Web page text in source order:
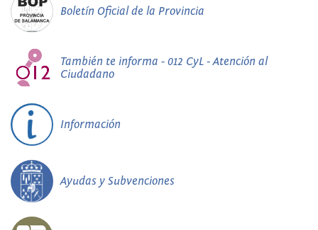
Boletín Oficial de la Provincia
También te informa - 012 CyL - Atención al
Ciudadano
Información
Ayudas y Subvenciones